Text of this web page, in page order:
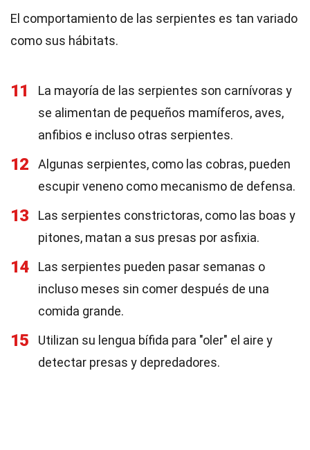
El comportamiento de las serpientes es tan variado
como sus hábitats.
11
La mayoría de las serpientes son carnívoras y
se alimentan de pequeños mamíferos, aves,
anfibios e incluso otras serpientes.
12
Algunas serpientes, como las cobras, pueden
escupir veneno como mecanismo de defensa.
13
Las serpientes constrictoras, como las boas y
pitones, matan a sus presas por asfixia.
14
Las serpientes pueden pasar semanas o
incluso meses sin comer después de una
comida grande.
15
Utilizan su lengua bífida para "oler" el aire y
detectar presas y depredadores.